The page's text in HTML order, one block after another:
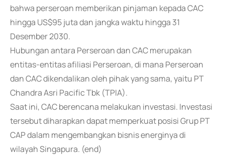
bahwa perseroan memberikan pinjaman kepada CAC
hingga US$95 juta dan jangka waktu hingga 31
Desember 2030.
Hubungan antara Perseroan dan CAC merupakan
entitas-entitas afiliasi Perseroan, di mana Perseroan
dan CAC dikendalikan oleh pihak yang sama, yaitu PT
Chandra Asri Pacific Tbk (TPIA).
Saat ini, CAC berencana melakukan investasi. Investasi
tersebut diharapkan dapat memperkuat posisi Grup PT
CAP dalam mengembangkan bisnis energinya di
wilayah Singapura. (end)